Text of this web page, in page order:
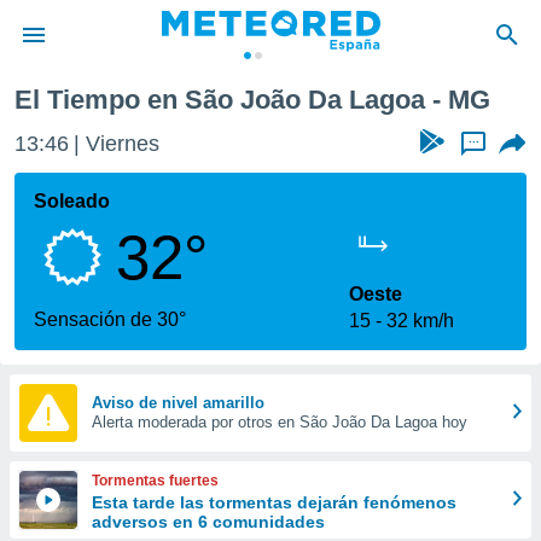
de
por
que se
calidad.
a este
las
y
forma
digital
basada
El Tiempo en São João Da Lagoa - MG
13:46 Viernes ...
Soleado
32°
Sensación de 30°
Oeste
15
32 km/h
Aviso de nivel amarillo
Alerta moderada por otros en São João Da Lagoa hoy
Tormentas fuertes
Esta tarde las tormentas dejarán fenómenos
adversos en 6 comunidades